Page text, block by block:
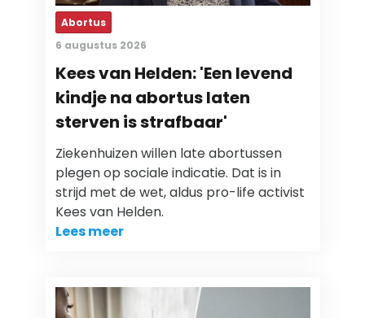
Abortus
6 augustus 2026
Kees van Helden: 'Een levend
kindje na abortus laten
sterven is strafbaar'
Ziekenhuizen willen late abortussen
plegen op sociale indicatie. Dat is in
strijd met de wet, aldus pro-life activist
Kees van Helden.
Lees meer